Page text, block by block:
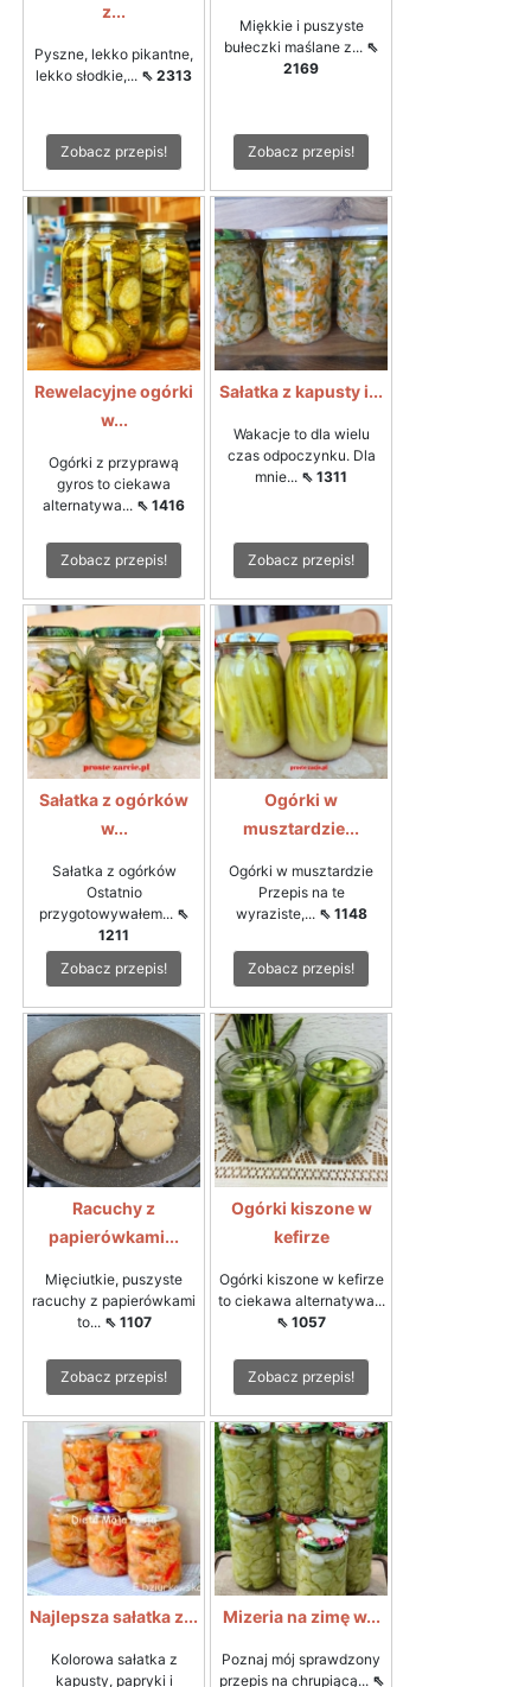
z...
Pyszne, lekko pikantne,
lekko słodkie,... ⇖ 2313
Zobacz przepis!
Miękkie i puszyste
bułeczki maślane z... ⇖
2169
Zobacz przepis!
Rewelacyjne ogórki
w...
Ogórki z przyprawą
gyros to ciekawa
alternatywa... ⇖ 1416
Zobacz przepis!
Sałatka z kapusty i...
Wakacje to dla wielu
czas odpoczynku. Dla
mnie... ⇖ 1311
Zobacz przepis!
Sałatka z ogórków
w...
Sałatka z ogórków
Ostatnio
przygotowywałem... ⇖
1211
Zobacz przepis!
Ogórki w
musztardzie...
Ogórki w musztardzie
Przepis na te
wyraziste,... ⇖ 1148
Zobacz przepis!
Racuchy z
papierówkami...
Mięciutkie, puszyste
racuchy z papierówkami
to... ⇖ 1107
Zobacz przepis!
Ogórki kiszone w
kefirze
Ogórki kiszone w kefirze
to ciekawa alternatywa...
⇖ 1057
Zobacz przepis!
Najlepsza sałatka z...
Kolorowa sałatka z
kapusty, papryki i
Mizeria na zimę w...
Poznaj mój sprawdzony
przepis na chrupiącą... ⇖